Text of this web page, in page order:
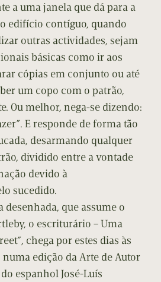
a uma janela que dá para a
edifício contíguo, quando
outras actividades, sejam
básicas como ir aos
cópias em conjunto ou até
um copo com o patrão,
Ou melhor, nega-se dizendo:
E responde de forma tão
desarmando qualquer
dividido entre a vontade
devido à
sucedido.
desenhada, que assume o
o escriturário – Uma
chega por estes dias às
edição da Arte de Autor
espanhol José-Luís